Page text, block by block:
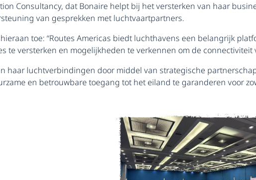
Consultancy, dat Bonaire helpt bij het versterken van haar
van gesprekken met luchtvaartpartners.
toe: “Routes Americas biedt luchthavens een belangrijk
te versterken en mogelijkheden te verkennen om de connectiviteit
haar luchtverbindingen door middel van strategische
en betrouwbare toegang tot het eiland te garanderen voor